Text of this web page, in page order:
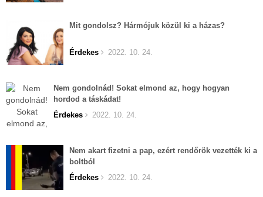
Mit gondolsz? Hármójuk közül ki a házas?
Érdekes 2022. 10. 24.
Nem gondolnád! Sokat elmond az, hogy hogyan
hordod a táskádat!
Érdekes
2022. 10. 24.
Nem akart fizetni a pap, ezért rendőrök vezették ki a
boltból
Érdekes
2022. 10. 24.